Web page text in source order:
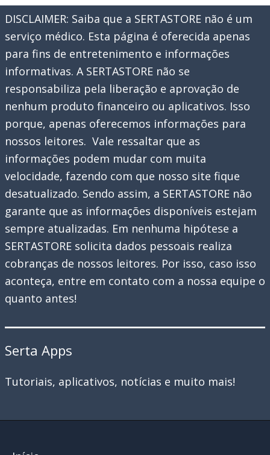
2026:
PSG
x
Arsenal
DISCLAIMER: Saiba que a SERTASTORE não é um
serviço médico. Esta página é oferecida apenas
para fins de entretenimento e informações
informativas. A SERTASTORE não se
responsabiliza pela liberação e aprovação de
nenhum produto financeiro ou aplicativos. Isso
porque, apenas oferecemos informações para
nossos leitores. Vale ressaltar que as
informações podem mudar com muita
velocidade, fazendo com que nosso site fique
desatualizado. Sendo assim, a SERTASTORE não
garante que as informações disponíveis estejam
sempre atualizadas. Em nenhuma hipótese a
SERTASTORE solicita dados pessoais realiza
cobranças de nossos leitores. Por isso, caso isso
aconteça, entre em contato com a nossa equipe o
quanto antes!
Serta Apps
Tutoriais, aplicativos, notícias e muito mais!